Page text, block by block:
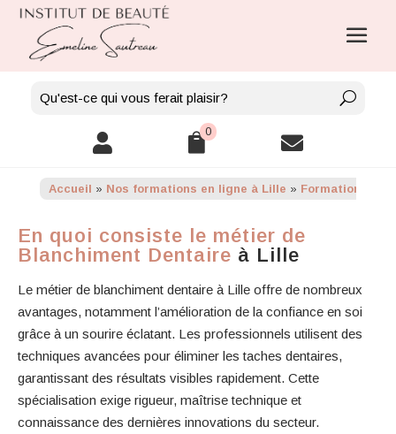
 0 
Accueil » Nos formations en ligne à Lille » Formation en
En quoi consiste le métier de
Blanchiment Dentaire à Lille
Le métier de blanchiment dentaire à Lille offre de nombreux
avantages, notamment l’amélioration de la confiance en soi
grâce à un sourire éclatant. Les professionnels utilisent des
techniques avancées pour éliminer les taches dentaires,
garantissant des résultats visibles rapidement. Cette
spécialisation exige rigueur, maîtrise technique et
connaissance des dernières innovations du secteur.